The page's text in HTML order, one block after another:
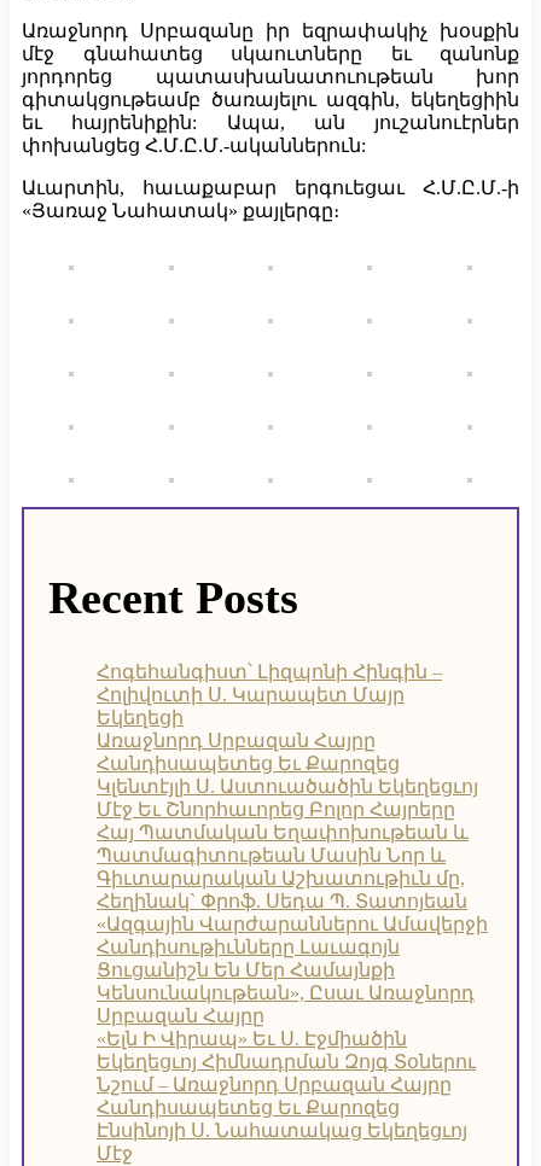
Առաջնորդ Սրբազանը իր եզրափակիչ խօսքին
մէջ գնահատեց սկաուտները եւ զանոնք
յորդորեց պատասխանատուութեան խոր
գիտակցութեամբ ծառայելու ազգին, եկեղեցիին
եւ հայրենիքին: Ապա, ան յուշանուէրներ
փոխանցեց Հ.Մ.Ը.Մ.-ականներուն:
Աւարտին, հաւաքաբար երգուեցաւ Հ.Մ.Ը.Մ.-ի
«Յառաջ Նահատակ» քայլերգը։
Recent Posts
Հոգեհանգիստ՝ Լիզպոնի Հինգին –
Հոլիվուտի Ս. Կարապետ Մայր
Եկեղեցի
Առաջնորդ Սրբազան Հայրը
Հանդիսապետեց Եւ Քարոզեց
Կլենտէյլի Ս. Աստուածածին Եկեղեցւոյ
Մէջ Եւ Շնորհաւորեց Բոլոր Հայրերը
Հայ Պատմական Եղափոխութեան և
Պատմագիտութեան Մասին Նոր և
Գիւտարարական Աշխատութիւն մը,
Հեղինակ` Փրոֆ. Սեդա Պ. Տատոյեան
«Ազգային Վարժարաններու Ամավերջի
Հանդիսութիւնները Լաւագոյն
Ցուցանիշն Են Մեր Համայնքի
Կենսունակութեան», Ըսաւ Առաջնորդ
Սրբազան Հայրը
«Ելն Ի Վիրապ» Եւ Ս. Էջմիածին
Եկեղեցւոյ Հիմնադրման Զոյգ Տօներու
Նշում – Առաջնորդ Սրբազան Հայրը
Հանդիսապետեց Եւ Քարոզեց
Էնսինոյի Ս. Նահատակաց Եկեղեցւոյ
Մէջ